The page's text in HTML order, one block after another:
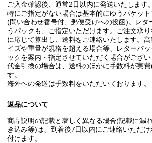
ご入金確認後、通常2日以内に発送いたします。
特にご指定がない場合は基本的にゆうパケッ
(問い合わせ番号付、郵便受けへの投函)。レタ
うパックも、ご指定いただけます。ご注文承
に応じて算出し、送料をご連絡いたします。
イズや重量が規格を超える場合等、レターパ
ックを案内・指定させていただく場合がござい
代金引換の場合は、送料のほかに手数料が実
す。
海外への発送は手数料をいただいております。
返品について
商品説明の記載と著しく異なる場合(記載に漏
き込み等)は、到着後7日以内にご連絡いただ
付けます。